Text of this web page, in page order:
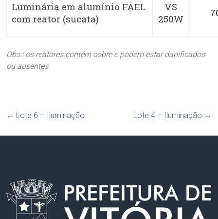
Luminária em alumínio FAEL
com reator (sucata)
VS
250W
Obs.: os reatores contém cobre e podem estar danificados
ou ausentes
← Lote 6 – Iluminação Lote 4 – Iluminação →